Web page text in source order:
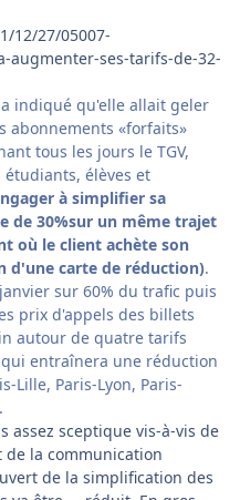
12/27/05007-
augmenter-ses-tarifs-de-32-
indiqué qu'elle allait geler
abonnements «forfaits»
tous les jours le TGV,
élèves et
à simplifier sa
de 30%sur un même trajet
où le client achète son
d'une carte de réduction).
sur 60% du trafic puis
prix d'appels des billets
autour de quatre tarifs
qui entraînera une réduction
Lille, Paris-Lyon, Paris-
assez sceptique vis-à-vis de
de la communication
de la simplification des